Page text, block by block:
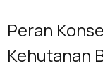
Peran
Kehutanan